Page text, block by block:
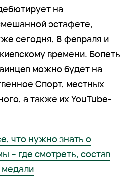
на
эстафете,
сегодня, 8 февраля и
времени. Болеть
можно будет на
Спорт, местных
а также их YouTube-
что нужно знать о
– где смотреть, состав